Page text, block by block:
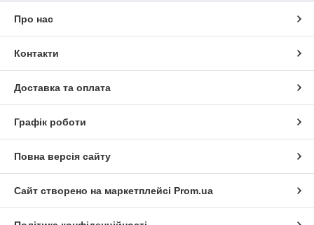
Про нас
Контакти
Доставка та оплата
Графік роботи
Повна версія сайту
Сайт створено на маркетплейсі Prom.ua